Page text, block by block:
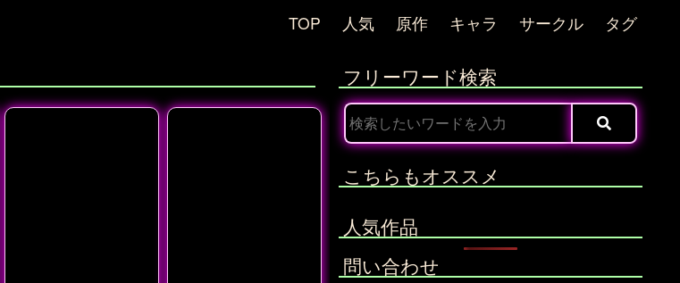
TOP 人気 原作 キャラ サークル タグ
フリーワード検索
こちらもオススメ
人気作品
問い合わせ